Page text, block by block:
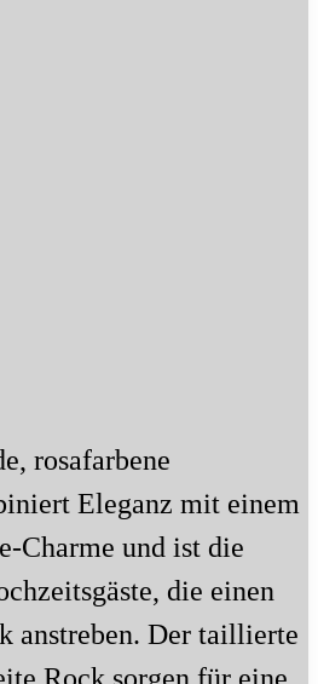
rosafarbene
Eleganz mit einem
Charme und ist die
die einen
anstreben. Der taillierte